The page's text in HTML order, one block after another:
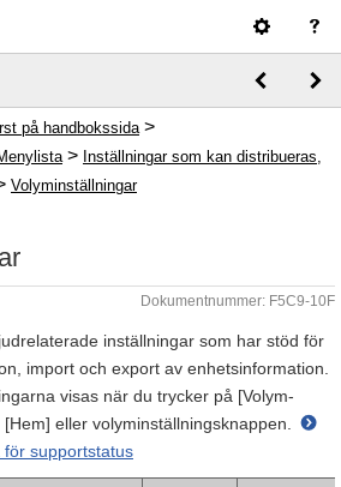
på handbokssida >
> Inställningar som kan distribueras,
Volyminställningar
Dokumentnummer: F5C9-10F
inställningar som har stöd för
import och export av enhetsinformation.
visas när du trycker på [Volym-
eller volyminställningsknappen.
supportstatus